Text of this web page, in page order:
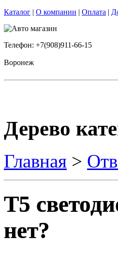
Каталог | О компании | Оплата |
Телефон: +7(908)911-66-15
Воронеж
Дерево
Главная >
T5
нет?